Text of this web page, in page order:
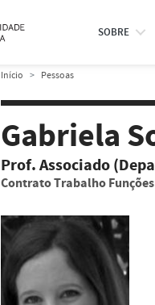
SOBRE
Início Pessoas
Gabriela
Prof. Associado
Contrato Trabalho